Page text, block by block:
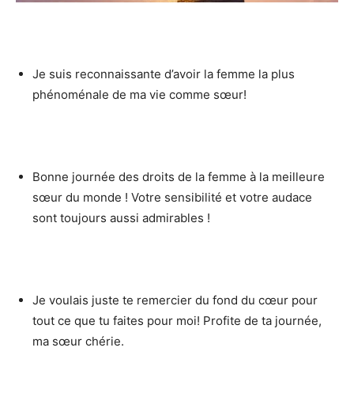
Je suis reconnaissante d’avoir la femme la plus
phénoménale de ma vie comme sœur!
Bonne journée des droits de la femme à la meilleure
sœur du monde ! Votre sensibilité et votre audace
sont toujours aussi admirables !
Je voulais juste te remercier du fond du cœur pour
tout ce que tu faites pour moi! Profite de ta journée,
ma sœur chérie.